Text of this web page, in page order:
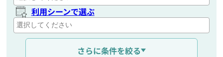
利用シーンで選ぶ
通信距離を選ぶ
さらに条件を絞る